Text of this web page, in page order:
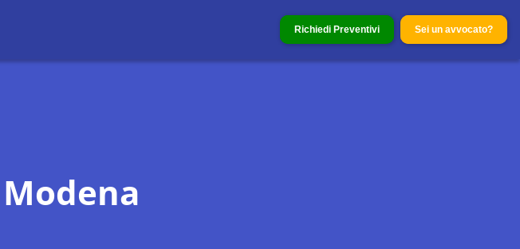
Richiedi Preventivi Sei un avvocato?